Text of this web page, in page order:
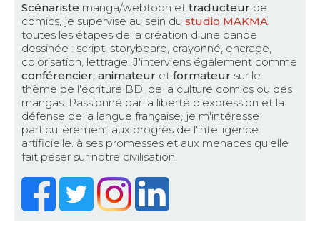
Scénariste manga/webtoon et traducteur de
comics, je supervise au sein du studio MAKMA
toutes les étapes de la création d'une bande
dessinée : script, storyboard, crayonné, encrage,
colorisation, lettrage. J'interviens également comme
conférencier, animateur et formateur sur le
thème de l'écriture BD, de la culture comics ou des
mangas. Passionné par la liberté d'expression et la
défense de la langue française, je m'intéresse
particulièrement aux progrès de l'intelligence
artificielle. à ses promesses et aux menaces qu'elle
fait peser sur notre civilisation.